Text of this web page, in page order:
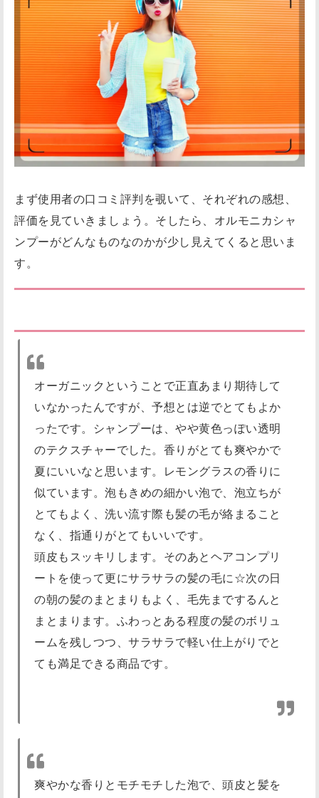
まず使用者の口コミ評判を覗いて、それぞれの感想、
評価を見ていきましょう。そしたら、オルモニカシャ
ンプーがどんなものなのかが少し見えてくると思いま
す。
オーガニックということで正直あまり期待して
いなかったんですが、予想とは逆でとてもよか
ったです。シャンプーは、やや黄色っぽい透明
のテクスチャーでした。香りがとても爽やかで
夏にいいなと思います。レモングラスの香りに
似ています。泡もきめの細かい泡で、泡立ちが
とてもよく、洗い流す際も髪の毛が絡まること
なく、指通りがとてもいいです。
頭皮もスッキリします。そのあとヘアコンプリ
ートを使って更にサラサラの髪の毛に☆次の日
の朝の髪のまとまりもよく、毛先までするんと
まとまります。ふわっとある程度の髪のボリュ
ームを残しつつ、サラサラで軽い仕上がりでと
ても満足できる商品です。
爽やかな香りとモチモチした泡で、頭皮と髪を